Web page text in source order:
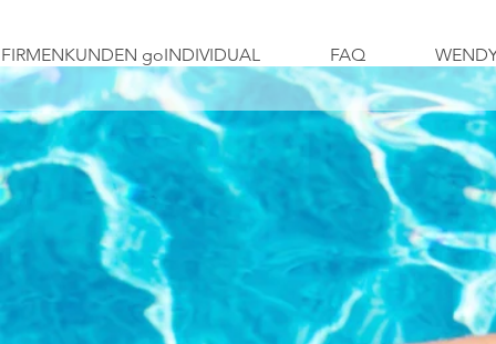
FIRMENKUNDEN goINDIVIDUAL FAQ